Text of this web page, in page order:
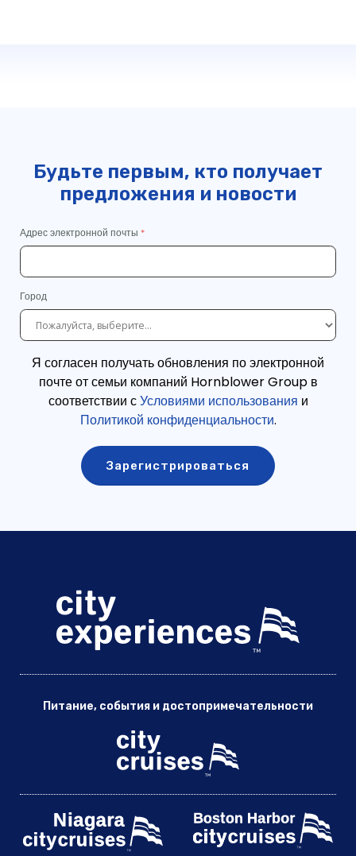
Будьте первым, кто получает
предложения и новости
Адрес электронной почты
Город
Я согласен получать обновления по электронной
почте от семьи компаний Hornblower Group в
соответствии сУсловиями использования и
Политикой конфиденциальности.
Питание, события и достопримечательности